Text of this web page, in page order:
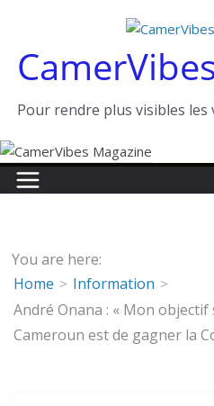
contenu
Pour rendre plus visibles les
You are here:
Home
Information
André Onana : « Mon objectif
Cameroun est de gagner la